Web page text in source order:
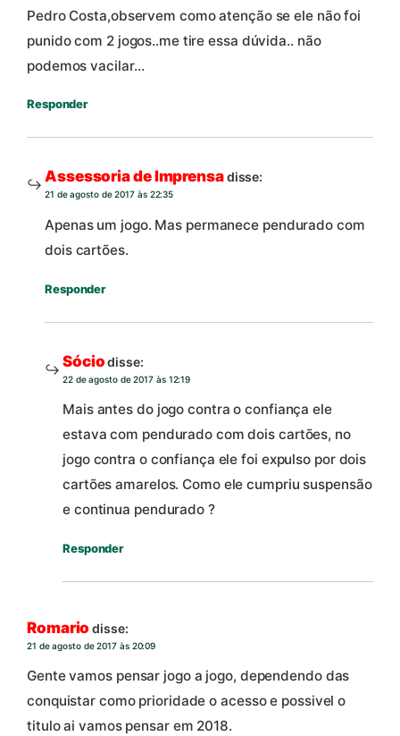
Pedro Costa,observem como atenção se ele não foi
punido com 2 jogos..me tire essa dúvida.. não
podemos vacilar…
Responder
Assessoria de Imprensadisse:
21 de agosto de 2017 às 22:35
Apenas um jogo. Mas permanece pendurado com
dois cartões.
Responder
Sócio disse:
22 de agosto de 2017 às 12:19
Mais antes do jogo contra o confiança ele
estava com pendurado com dois cartões, no
jogo contra o confiança ele foi expulso por dois
cartões amarelos. Como ele cumpriu suspensão
e continua pendurado ?
Responder
Romario disse:
21 de agosto de 2017 às 20:09
Gente vamos pensar jogo a jogo, dependendo das
conquistar como prioridade o acesso e possivel o
titulo ai vamos pensar em 2018.